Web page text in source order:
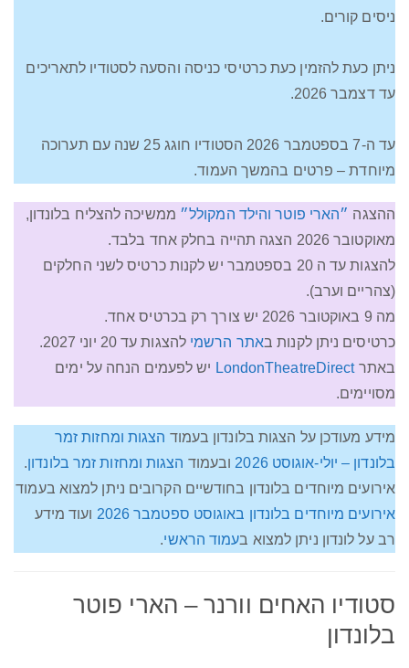
ניסים קורים.
ניתן כעת להזמין כעת כרטיסי כניסה והסעה לסטודיו לתאריכים
עד דצמבר 2026.
עד ה-7 בספטמבר 2026 הסטודיו חוגג 25 שנה עם תערוכה
מיוחדת – פרטים בהמשך העמוד.
ההצגה ״הארי פוטר והילד המקולל״ ממשיכה להצליח בלונדון,
מאוקטובר 2026 הצגה תהייה בחלק אחד בלבד.
להצגות עד ה 20 בספטמבר יש לקנות כרטיס לשני החלקים
(צהריים וערב).
מה 9 באוקטובר 2026 יש צורך רק בכרטיס אחד.
כרטיסים ניתן לקנות באתר הרשמי להצגות עד 20 יוני 2027.
באתרLondonTheatreDirect יש לפעמים הנחה על ימים
מסויימים.
מידע מעודכן על הצגות בלונדון בעמוד הצגות ומחזות זמר
בלונדון – יולי-אוגוסט 2026
ובעמוד הצגות ומחזות זמר בלונדון.
אירועים מיוחדים בלונדון בחודשיים הקרובים ניתן למצוא בעמוד
אירועים מיוחדים בלונדון באוגוסט ספטמבר 2026
ועוד מידע
רב על לונדון ניתן למצוא בעמוד הראשי.
סטודיו האחים וורנר – הארי פוטר
בלונדון